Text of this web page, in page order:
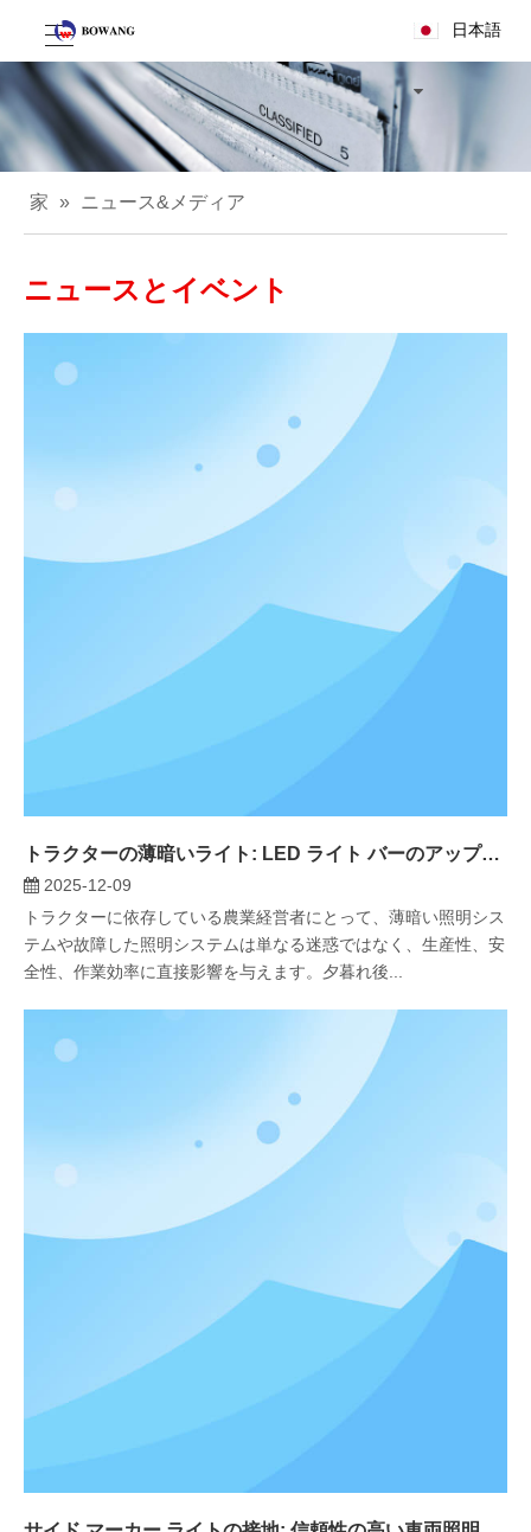
日本語
家 » ニュース&メディア
ニュースとイベント
トラクターの薄暗いライト: LED ライト バーのアップグレードとトラブルシューティングに関するエンジニアのための決定版ガイド
2025-12-09
トラクターに依存している農業経営者にとって、薄暗い照明シス
テムや故障した照明システムは単なる迷惑ではなく、生産性、安
全性、作業効率に直接影響を与えます。夕暮れ後...